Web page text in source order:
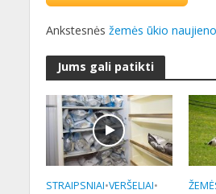
Ankstesnės žemės ūkio
Jums gali patikti
STRAIPSNIAI•VERŠELIAI•